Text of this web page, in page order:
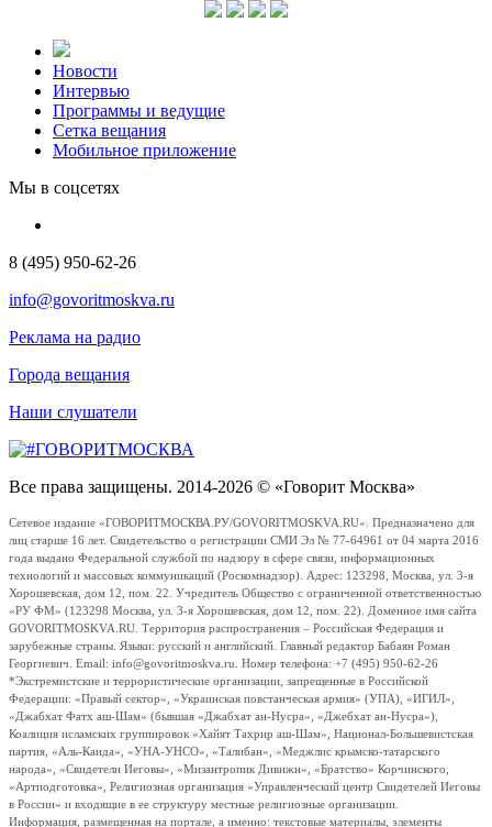
Новости
Интервью
Программы и ведущие
Сетка вещания
Мобильное приложение
Мы в соцсетях
8 (495) 950-62-26
info@govoritmoskva.ru
Реклама на радио
Города вещания
Наши слушатели
Все права защищены. 2014-2026 © «Говорит Москва»
Сетевое издание «ГОВОРИТМОСКВА.РУ/GOVORITMOSKVA.RU». Предназначено для
лиц старше 16 лет. Свидетельство о регистрации СМИ Эл № 77-64961 от 04 марта 2016
года выдано Федеральной службой по надзору в сфере связи, информационных
технологий и массовых коммуникаций (Роскомнадзор). Адрес: 123298, Москва, ул. 3-я
Хорошевская, дом 12, пом. 22. Учредитель Общество с ограниченной ответственностью
«РУ ФМ» (123298 Москва, ул. 3-я Хорошевская, дом 12, пом. 22). Доменное имя сайта
GOVORITMOSKVA.RU. Территория распространения – Российская Федерация и
зарубежные страны. Языки: русский и английский. Главный редактор Бабаян Роман
Георгиевич. Email: info@govoritmoskva.ru. Номер телефона: +7 (495) 950-62-26
*Экстремистские и террористические организации, запрещенные в Российской
Федерации: «Правый сектор», «Украинская повстанческая армия» (УПА), «ИГИЛ»,
«Джабхат Фатх аш-Шам» (бывшая «Джабхат ан-Нусра», «Джебхат ан-Нусра»),
Коалиция исламских группировок «Хайят Тахрир аш-Шам», Национал-Большевистская
партия, «Аль-Каида», «УНА-УНСО», «Талибан», «Меджлис крымско-татарского
народа», «Свидетели Иеговы», «Мизантропик Дивижн», «Братство» Корчинского,
«Артподготовка», Религиозная организация «Управленческий центр Свидетелей Иеговы
в России» и входящие в ее структуру местные религиозные организации.
Информация, размещенная на портале, а именно: текстовые материалы, элементы